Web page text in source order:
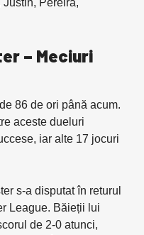
Justin, Pereira,
– Meciuri
86 de ori până acum.
aceste dueluri
iar alte 17 jocuri
s-a disputat în returul
League. Băieții lui
de 2-0 atunci,